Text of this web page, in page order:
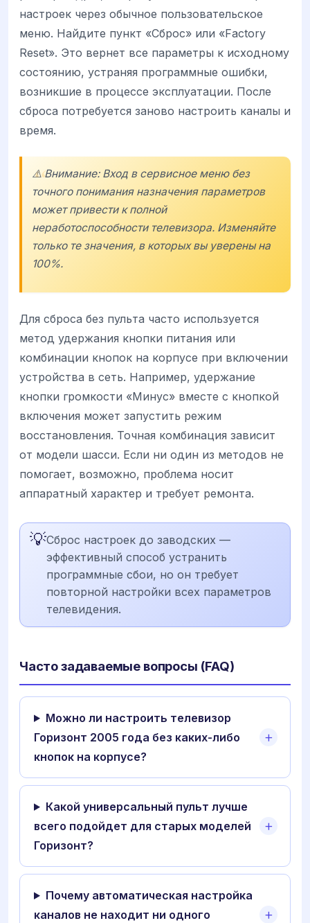
настроек через обычное пользовательское
меню. Найдите пункт «Сброс» или «Factory
Reset». Это вернет все параметры к исходному
состоянию, устраняя программные ошибки,
возникшие в процессе эксплуатации. После
сброса потребуется заново настроить каналы и
время.
⚠️ Внимание: Вход в сервисное меню без
точного понимания назначения параметров
может привести к полной
неработоспособности телевизора. Изменяйте
только те значения, в которых вы уверены на
100%.
Для сброса без пульта часто используется
метод удержания кнопки питания или
комбинации кнопок на корпусе при включении
устройства в сеть. Например, удержание
кнопки громкости «Минус» вместе с кнопкой
включения может запустить режим
восстановления. Точная комбинация зависит
от модели шасси. Если ни один из методов не
помогает, возможно, проблема носит
аппаратный характер и требует ремонта.
💡Сброс настроек до заводских —
эффективный способ устранить
программные сбои, но он требует
повторной настройки всех параметров
телевидения.
Часто задаваемые вопросы (FAQ)
Можно ли настроить телевизор
Горизонт 2005 года без каких-либо
кнопок на корпусе?
Какой универсальный пульт лучше
всего подойдет для старых моделей
Горизонт?
Почему автоматическая настройка
каналов не находит ни одного